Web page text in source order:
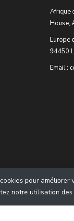
Afrique
House,
Europe
94450
Email :
pour
notre utilisation des